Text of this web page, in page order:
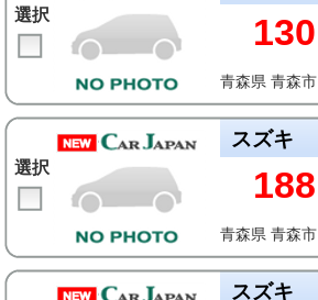
選択 130
青森県 青森市
選択
スズキ
188
青森県 青森市
スズキ